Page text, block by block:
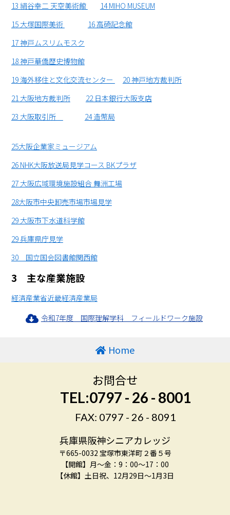
13 絹谷幸二 天空美術館
14 MIHO MUSEUM
15 大塚国際美術
16 高碕記念館
17 神戸ムスリムモスク
18 神戸華僑歴史博物館
19 海外移住と文化交流センター
20 神戸地方裁判所
21 大阪地方裁判所
22 日本銀行大阪支店
23 大阪取引所
24 造幣局
25大阪企業家ミュージアム
26 NHK大阪放送局見学コース BKプラザ
27 大阪広域環境施設組合 舞洲工場
28大阪市中央卸売市場市場見学
29 大阪市下水道科学館
29 兵庫県庁見学
30 国立国会図書館関西館
3 主な産業施設
経済産業省近畿経済産業局
令和7年度 国際理解学科 フィールドワーク施設
Home
お問合せ
TEL:0797 - 26 - 8001
FAX: 0797 - 26 - 8091
兵庫県阪神シニアカレッジ
〒665-0032 宝塚市東洋町２番５号
【開館】月～金：9：00～17：00
【休館】土日祝、12月29日～1月3日